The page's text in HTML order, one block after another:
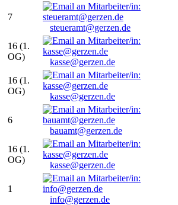
7
steueramt@gerzen.de
16 (1.
OG)
kasse@gerzen.de
16 (1.
OG)
kasse@gerzen.de
6
bauamt@gerzen.de
16 (1.
OG)
kasse@gerzen.de
1
info@gerzen.de